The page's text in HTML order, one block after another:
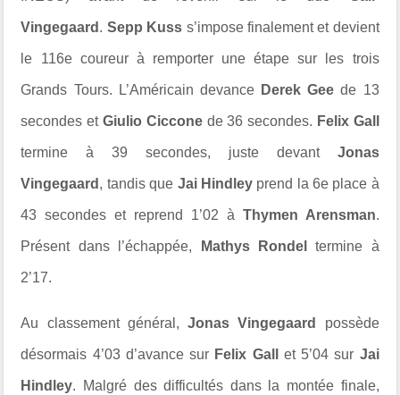
Vingegaard . Sepp Kuss s’impose finalement et devient
le 116e coureur à remporter une étape sur les trois
Grands Tours. L’Américain devance Derek Gee de 13
secondes et Giulio Cicconede 36 secondes. Felix Gall
termine à 39 secondes, juste devant Jonas
Vingegaard , tandis que Jai Hindleyprend la 6e place à
43 secondes et reprend 1’02 à Thymen Arensman.
Présent dans l’échappée, Mathys Rondeltermine à
2’17.
Au classement général,Jonas Vingegaard possède
désormais 4’03 d’avance sur Felix Gall et 5’04 sur Jai
Hindley. Malgré des difficultés dans la montée finale,